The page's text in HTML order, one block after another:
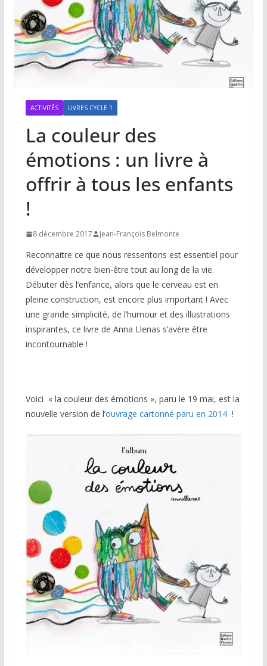
ACTIVITÉS LIVRES CYCLE 1
La couleur des
émotions : un livre à
offrir à tous les enfants
!
8 décembre 2017 Jean-François Belmonte
Reconnaitre ce que nous ressentons est essentiel pour
développer notre bien-être tout au long de la vie.
Débuter dès l’enfance, alors que le cerveau est en
pleine construction, est encore plus important ! Avec
une grande simplicité, de l’humour et des illustrations
inspirantes, ce livre de Anna Llenas s’avère être
incontournable !
Voici « la couleur des émotions », paru le 19 mai, est la
nouvelle version de l’ouvrage cartonné paru en 2014!